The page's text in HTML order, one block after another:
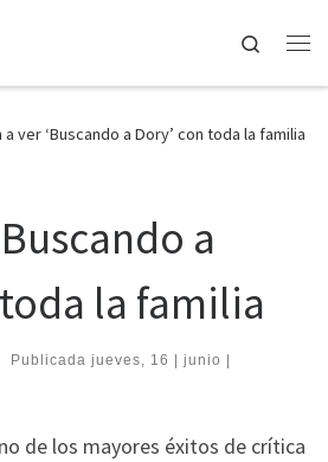
Search
a ver ‘Buscando a Dory’ con toda la familia
a
la familia
Publicada jueves, 16 | junio |
de los mayores éxitos de crítica